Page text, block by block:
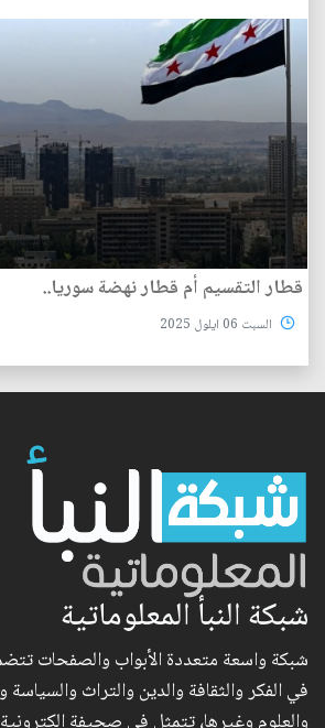
قطار التقسيم أم قطار نهضة سوريا..
السبت 06 ايلول 2025
شبكة النبأ المعلوماتية
شبكة واسعة متعددة الأبواب والصفحات
في الفكر والثقافة والدين والتراث والسياسة